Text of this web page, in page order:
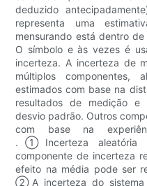
deduzido
representa uma
mensurando está dentro
O símbolo e às vezes é
incerteza. A incerteza de
múltiplos
estimados com base na
resultados de medição e
desvio padrão. Outros
com base na
.①Incerteza aleatória
componente de incerteza
efeito na média pode ser
②A incerteza do sistema